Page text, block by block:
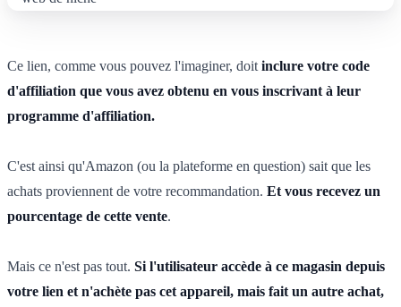
Ce lien, comme vous pouvez l'imaginer, doit inclure votre code
d'affiliation que vous avez obtenu en vous inscrivant à leur
programme d'affiliation.
C'est ainsi qu'Amazon (ou la plateforme en question) sait que les
achats proviennent de votre recommandation. Et vous recevez un
pourcentage de cette vente.
Mais ce n'est pas tout. Si l'utilisateur accède à ce magasin depuis
votre lien et n'achète pas cet appareil, mais fait un autre achat,